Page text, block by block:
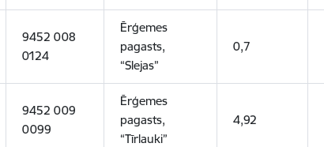
9452 008
0124
Ērģemes
pagasts,
“Slejas”
0,7
9452 009
0099
Ērģemes
pagasts,
“Tīrlauki”
4,92